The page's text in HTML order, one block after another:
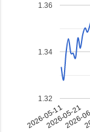
2026-05-112026-05-21
2026-
1.32
1.34
1.36